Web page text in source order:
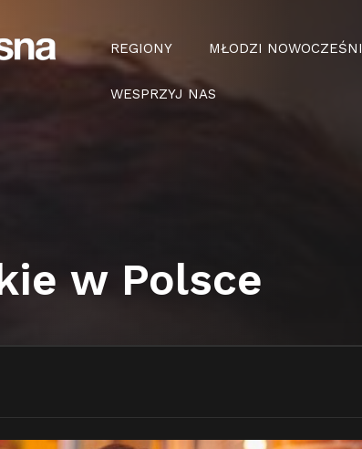
REGIONY MŁODZI NOWOCZEŚNI
WESPRZYJ NAS
w Polsce